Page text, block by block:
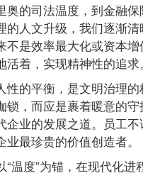
奥的司法温度，到金融保
的人文升级，我们逐渐
不是效率最大化或资本
着，实现精神性的追求。
性的平衡，是文明治理
锁，而应是裹着暖意的
企业的发展之道。员工
业最珍贵的价值创造者。
“温度”为锚，在现代化